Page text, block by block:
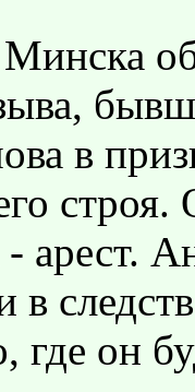
в
строя.
- арест.
в
где он